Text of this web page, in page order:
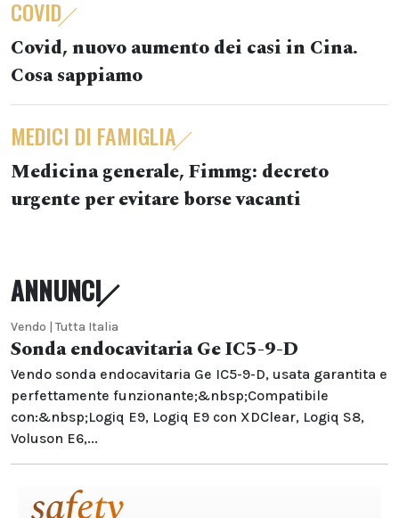
COVID
Covid, nuovo aumento dei casi in Cina.
Cosa sappiamo
MEDICI DI FAMIGLIA
Medicina generale, Fimmg: decreto
urgente per evitare borse vacanti
ANNUNCI
Vendo | Tutta Italia
Sonda endocavitaria Ge IC5-9-D
Vendo sonda endocavitaria Ge IC5-9-D, usata garantita e
perfettamente funzionante;&nbsp;Compatibile
con:&nbsp;Logiq E9, Logiq E9 con XDClear, Logiq S8,
Voluson E6,...